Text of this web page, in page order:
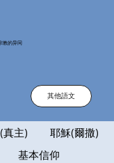
教的异同
其他語文
真主)
耶穌(爾撒)
基本信仰